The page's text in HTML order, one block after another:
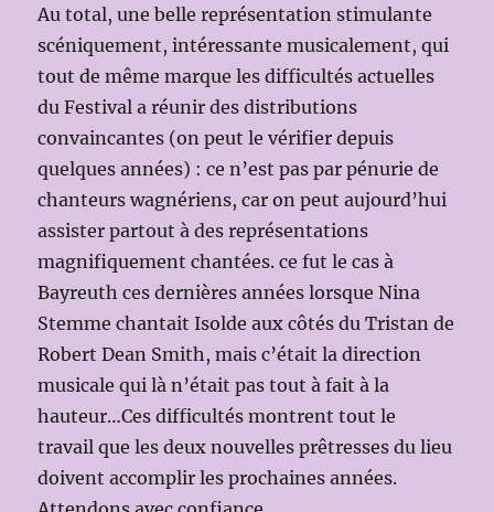
Au total, une belle représentation stimulante
scéniquement, intéressante musicalement, qui
tout de même marque les difficultés actuelles
du Festival a réunir des distributions
convaincantes (on peut le vérifier depuis
quelques années) : ce n’est pas par pénurie de
chanteurs wagnériens, car on peut aujourd’hui
assister partout à des représentations
magnifiquement chantées. ce fut le cas à
Bayreuth ces dernières années lorsque Nina
Stemme chantait Isolde aux côtés du Tristan de
Robert Dean Smith, mais c’était la direction
musicale qui là n’était pas tout à fait à la
hauteur…Ces difficultés montrent tout le
travail que les deux nouvelles prêtresses du lieu
doivent accomplir les prochaines années.